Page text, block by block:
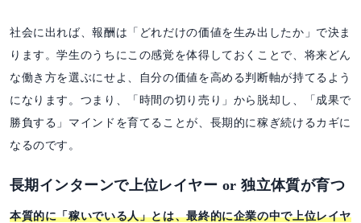
社会に出れば、報酬は「どれだけの価値を生み出したか」で決ま
ります。学生のうちにこの感覚を体得しておくことで、将来どん
な働き方を選ぶにせよ、自分の価値を高める判断軸が持てるよう
になります。つまり、「時間の切り売り」から脱却し、「成果で
勝負する」マインドを育てることが、長期的に稼ぎ続けるカギに
なるのです。
長期インターンで上位レイヤー or 独立体質が育つ
本質的に「稼いでいる人」とは、最終的に企業の中で上位レイヤ